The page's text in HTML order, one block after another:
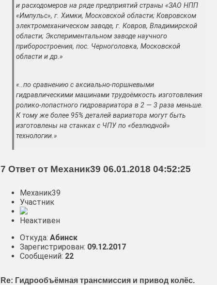
и расходомеров на ряде предприятий страны «ЗАО НПП
«Импульс», г. Химки, Московской области; Ковровском
электромеханическом заводе, г. Ковров, Владимирской
области; Экспериментальном заводе научного
приборостроения, пос. Черноголовка, Московской
области и др.»
«..по сравнению с аксиально-поршневыми
гидравлическими машинами трудоёмкость изготовления
ролико-лопастного гидровариатора в 2 — 3 раза меньше.
К тому же более 95% деталей вариатора могут быть
изготовлены на станках с ЧПУ по «безлюдной»
технологии.»
7 Ответ от Механик39 06.01.2018 04:52:25
Механик39
Участник
Неактивен
Откуда: Абинск
Зарегистрирован: 09.12.2017
Сообщений: 22
Re: Гидрообъёмная трансмиссия и привод колёс.